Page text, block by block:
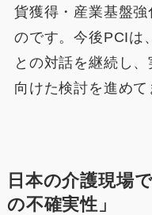
貨獲得・産業基盤
のです。今後PCIは
との対話を継続し
向けた検討を進めて
日本の介護現場
の不確実性」